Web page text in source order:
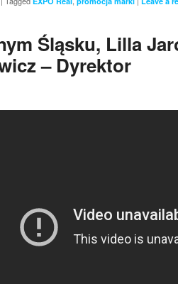
Śląsku, Lilla
– Dyrektor